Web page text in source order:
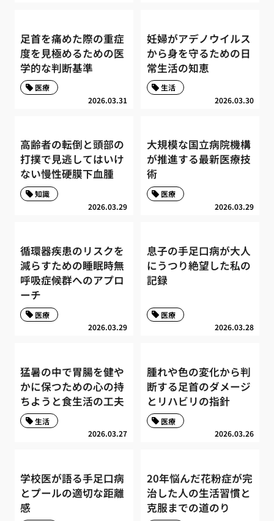
足首を痛めた際の重症
度を見極めるための医
学的な判断基準
2026.03.31
医療
妊婦がアデノウイルス
から身を守るための日
常生活の知恵
2026.03.30
生活
高齢者の転倒と頭部の
打撲で見逃してはいけ
ない慢性硬膜下血腫
2026.03.29
知識
大規模な国立病院機構
が推進する最新医療技
術
2026.03.29
医療
循環器疾患のリスクを
減らすための睡眠時無
呼吸症候群へのアプロ
ーチ
2026.03.29
医療
息子の手足口病が大人
にうつり絶望した私の
記録
2026.03.28
医療
猛暑の中で胃腸を健や
かに保つための心の持
ちようと食生活の工夫
2026.03.27
生活
腫れや色の変化から判
断する足首のダメージ
とリハビリの指針
2026.03.26
医療
学校医が語る手足口病
とプールの適切な距離
感
20年悩んだ花粉症が完
治した人の生活習慣と
克服までの道のり